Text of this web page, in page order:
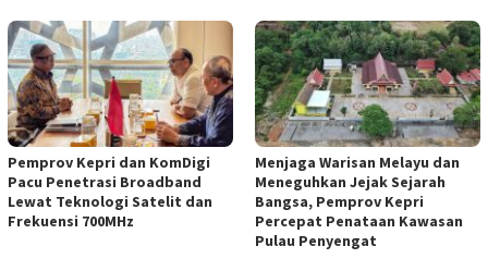
Pemprov Kepri dan KomDigi
Pacu Penetrasi Broadband
Lewat Teknologi Satelit dan
Frekuensi 700MHz
Menjaga Warisan Melayu dan
Meneguhkan Jejak Sejarah
Bangsa, Pemprov Kepri
Percepat Penataan Kawasan
Pulau Penyengat